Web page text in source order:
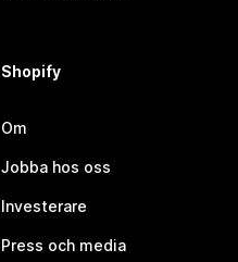
Shopify
Om
Jobba hos oss
Investerare
Press och media